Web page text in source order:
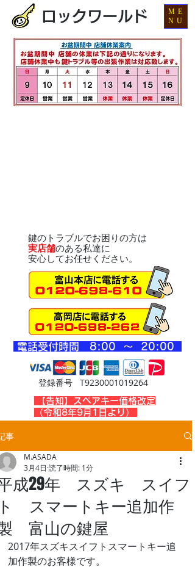
ロックワールド
鍵のトラブルでお困りの方は
実店舗のある私達に
安心してお任せください。
登録番号 T9230001019264
​電話受付時間 8:00 ～ 20:00
​【告知】スペアキー価格改定
（令和8年9月1日より）
ME
NU
事
成29年 スズキ スイフ
スマートキー追加作
富山の鍵屋
M.ASADA
3月4日 読了時間: 1分
2017年スズキスイフトスマートキー追
加作製のお客様です。